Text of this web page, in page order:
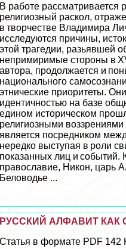
В работе рассматривается
религиозный раскол,
в творчестве Владимира
исследуются причины,
этой трагедии, разьявшей
непримиримые стороны в
автора, продолжается и
национального
этнические приоритеты.
идентичностью на базе
едином историческом
религиозными воззрениями
является посредником
нередко выступая в роли
показанных лиц и событий.
православие, Никон, царь
Беловодье ...
РУССКИЙ АЛФАВИТ КАК
Статья в формате PDF 142